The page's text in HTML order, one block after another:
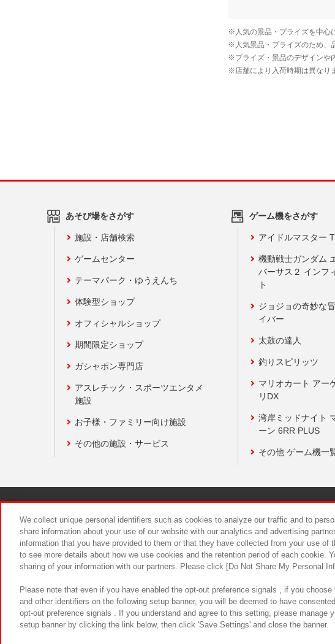
あそび場をさがす
施設・店舗検索
ゲームセンター
テーマパーク・ゆうえんち
体験型ショップ
オフィシャルショップ
期間限定ショップ
ガシャポン専門店
アスレチック・スポーツエンタメ
施設
お子様・ファミリー向け施設
その他の施設・サービス
ゲーム機をさがす
アイドルマスター
機動戦士ガンダム
バーサス２ インフ
ト
ジョジョの奇妙な
イバー
太鼓の達人
釣りスピリッツ
マリオカート アー
リDX
湾岸ミッドナイト
ーン 6RR PLUS
その他 ゲーム機一
食品のご提供について
We collect unique personal identifiers such as cookies to analyze our traffic and to
share information about your use of our website with our analytics and advertising
information that you have provided to them or that they have collected from your use of
to see more details about how we use cookies and the retention period of each cookie.
sharing of your information with our partners. Please click [Do Not Share My Personal
Please note that even if you have enabled the opt-out preference signals , if you
and other identifiers on the following setup banner, you will be deemed to have
opt-out preference signals . If you understand and agree to this setting, please manage
setup banner by clicking the link below, then click 'Save Settings' and close the banner.